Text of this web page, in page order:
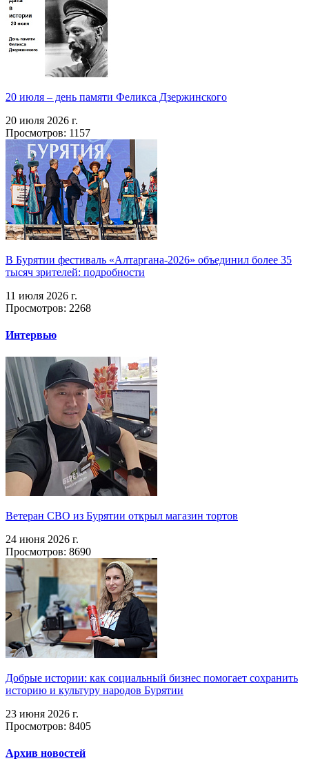
20 июля – день памяти Феликса Дзержинского
20 июля 2026 г.
Просмотров: 1157
В Бурятии фестиваль «Алтаргана-2026» объединил более 35
тысяч зрителей: подробности
11 июля 2026 г.
Просмотров: 2268
Интервью
Ветеран СВО из Бурятии открыл магазин тортов
24 июня 2026 г.
Просмотров: 8690
Добрые истории: как социальный бизнес помогает сохранить
историю и культуру народов Бурятии
23 июня 2026 г.
Просмотров: 8405
Архив новостей